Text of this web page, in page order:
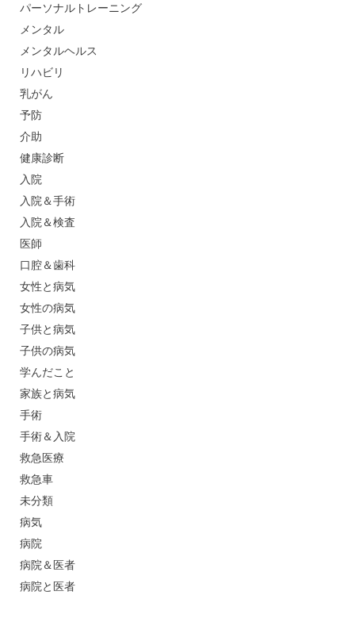
パーソナルトレーニング
メンタル
メンタルヘルス
リハビリ
乳がん
予防
介助
健康診断
入院
入院＆手術
入院＆検査
医師
口腔＆歯科
女性と病気
女性の病気
子供と病気
子供の病気
学んだこと
家族と病気
手術
手術＆入院
救急医療
救急車
未分類
病気
病院
病院＆医者
病院と医者